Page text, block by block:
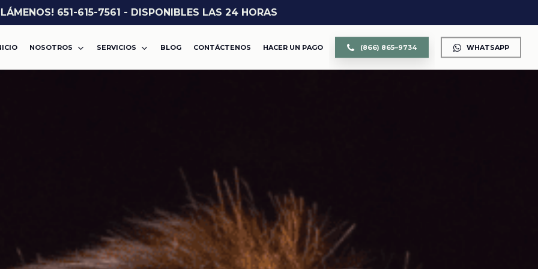
651-615-7561 - DISPONIBLES LAS 24 HORAS
NOSOTROS SERVICIOS
ROBO
FELONÍA
BLOG CONTÁCTENOS HACER UN PAGO (866) 865–9734 WHATSAPP